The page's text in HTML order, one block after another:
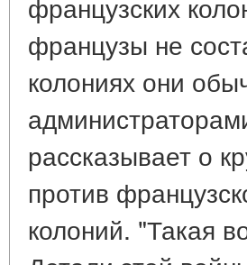
французы не
колониях они
рассказывает о
против
колоний. "Такая